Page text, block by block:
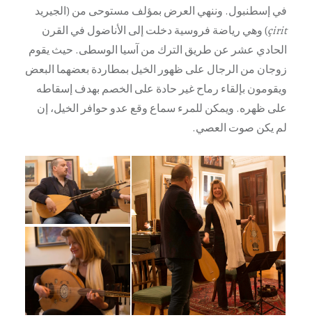
في إسطنبول. وننهي العرض بمؤلف مستوحى من (الجيريد
çirit) وهي رياضة فروسية دخلت إلى الأناضول في القرن
الحادي عشر عن طريق الترك من آسيا الوسطى. حيث يقوم
زوجان من الرجال على ظهور الخيل بمطاردة بعضهما البعض
ويقومون بإلقاء رماح غير حادة على الخصم بهدف إسقاطه
على ظهره. ويمكن للمرء سماع وقع عدو حوافر الخيل، إن
لم يكن صوت العصي.